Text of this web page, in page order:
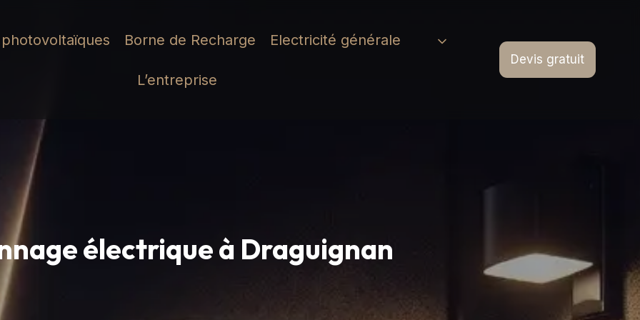
Borne de Recharge Electricité générale
L’entreprise
Devis gratuit
électrique à Draguignan